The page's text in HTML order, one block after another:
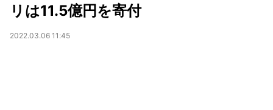
リは11.5億円を寄付
2022.03.06 11:45